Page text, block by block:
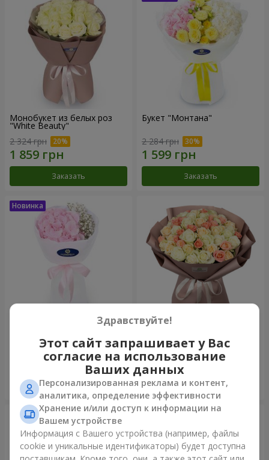
Монобукет из белых роз
"White Beauty"
2 324 грн
Заказать
Букет "Монтана"
2 284 грн
Заказать
1 175 грн
Заказать
Букет "Нежный оттенок"
4 999 грн
Заказать
Здравствуйте!
Этот сайт запрашивает у Вас
согласие на использование
Ваших данных
Персонализированная реклама и контент,
аналитика, определение эффективности
Хранение и/или доступ к информации на
Вашем устройстве
Информация с Вашего устройства (например, файлы
cookie и уникальные идентификаторы) будет доступна